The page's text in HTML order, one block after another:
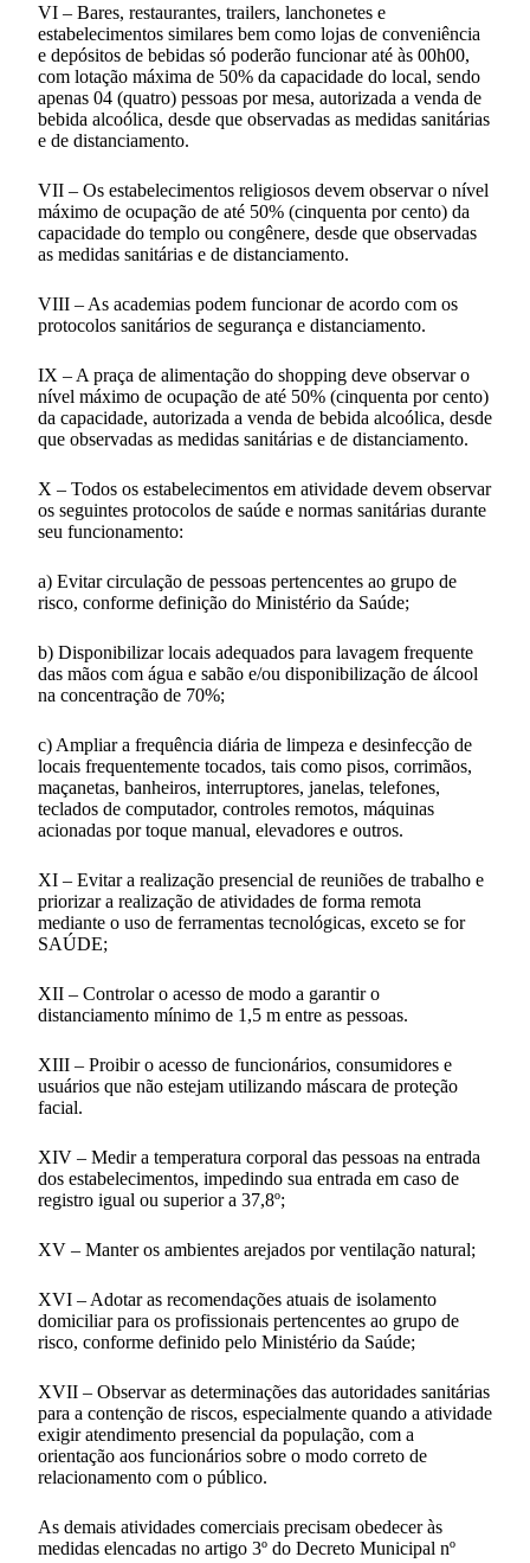
VI – Bares, restaurantes, trailers, lanchonetes e
estabelecimentos similares bem como lojas de conveniência
e depósitos de bebidas só poderão funcionar até às 00h00,
com lotação máxima de 50% da capacidade do local, sendo
apenas 04 (quatro) pessoas por mesa, autorizada a venda de
bebida alcoólica, desde que observadas as medidas sanitárias
e de distanciamento.
VII – Os estabelecimentos religiosos devem observar o nível
máximo de ocupação de até 50% (cinquenta por cento) da
capacidade do templo ou congênere, desde que observadas
as medidas sanitárias e de distanciamento.
VIII – As academias podem funcionar de acordo com os
protocolos sanitários de segurança e distanciamento.
IX – A praça de alimentação do shopping deve observar o
nível máximo de ocupação de até 50% (cinquenta por cento)
da capacidade, autorizada a venda de bebida alcoólica, desde
que observadas as medidas sanitárias e de distanciamento.
X – Todos os estabelecimentos em atividade devem observar
os seguintes protocolos de saúde e normas sanitárias durante
seu funcionamento:
a) Evitar circulação de pessoas pertencentes ao grupo de
risco, conforme definição do Ministério da Saúde;
b) Disponibilizar locais adequados para lavagem frequente
das mãos com água e sabão e/ou disponibilização de álcool
na concentração de 70%;
c) Ampliar a frequência diária de limpeza e desinfecção de
locais frequentemente tocados, tais como pisos, corrimãos,
maçanetas, banheiros, interruptores, janelas, telefones,
teclados de computador, controles remotos, máquinas
acionadas por toque manual, elevadores e outros.
XI – Evitar a realização presencial de reuniões de trabalho e
priorizar a realização de atividades de forma remota
mediante o uso de ferramentas tecnológicas, exceto se for
SAÚDE;
XII – Controlar o acesso de modo a garantir o
distanciamento mínimo de 1,5 m entre as pessoas.
XIII – Proibir o acesso de funcionários, consumidores e
usuários que não estejam utilizando máscara de proteção
facial.
XIV – Medir a temperatura corporal das pessoas na entrada
dos estabelecimentos, impedindo sua entrada em caso de
registro igual ou superior a 37,8º;
XV – Manter os ambientes arejados por ventilação natural;
XVI – Adotar as recomendações atuais de isolamento
domiciliar para os profissionais pertencentes ao grupo de
risco, conforme definido pelo Ministério da Saúde;
XVII – Observar as determinações das autoridades sanitárias
para a contenção de riscos, especialmente quando a atividade
exigir atendimento presencial da população, com a
orientação aos funcionários sobre o modo correto de
relacionamento com o público.
As demais atividades comerciais precisam obedecer às
medidas elencadas no artigo 3º do Decreto Municipal nº